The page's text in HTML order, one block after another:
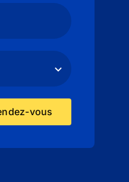
vous